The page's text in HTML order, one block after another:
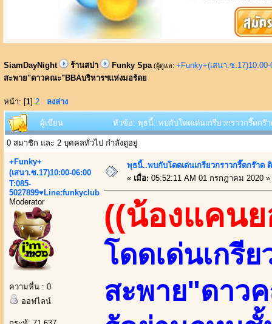
SiamDayNight ร้านสปา Funky Spa (ผู้ดูแล: +Funky+(เสนา.ซ
สะพาย"ดาวคณะ"BBAบริหารฯแห่งมอรัดย
หน้า: [1] 2 ลงล่าง
ผู้เขียน หัวข้อ: พุธนี้..พบกับโดดเด่นเกรียวกราวกรี๊ดก
0 สมาชิก และ 2 บุคคลทั่วไป กำลังดูอยู่
+Funky+
(เสนา.ซ.17)10:00-06:00
T:085-
5027899♥Line:funkyclub
Moderator
ความหื่น : 0
ออฟไลน์
พุธนี้..พบกับโดดเด่นเกรียวกราวกรี๊ดกร๊า
« เมื่อ: 05:52:11 AM 01 กรกฎาคม 2020 »
((น้องแคน
โดดเด่นเกรี
สะพาย"ดาว